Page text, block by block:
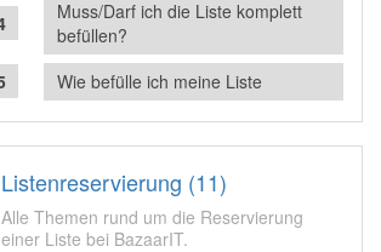
Muss/Darf ich die Liste komplett
befüllen?
Wie befülle ich meine Liste
Listenreservierung (11)
Alle Themen rund um die Reservierung
einer Liste bei BazaarIT.